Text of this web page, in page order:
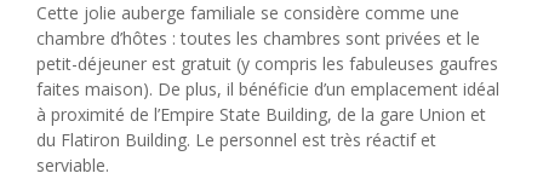
Cette jolie auberge familiale se considère comme une
chambre d’hôtes : toutes les chambres sont privées et le
petit-déjeuner est gratuit (y compris les fabuleuses gaufres
faites maison). De plus, il bénéficie d’un emplacement idéal
à proximité de l’Empire State Building, de la gare Union et
du Flatiron Building. Le personnel est très réactif et
serviable.